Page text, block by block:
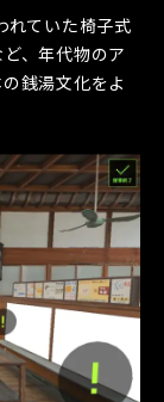
れていた椅子式
、年代物のア
銭湯文化をよ